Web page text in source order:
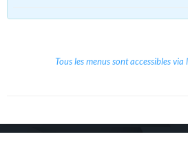
Tous les menus sont accessibles via